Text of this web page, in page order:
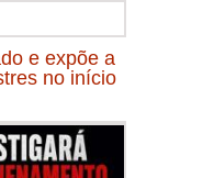
e expõe a
no início